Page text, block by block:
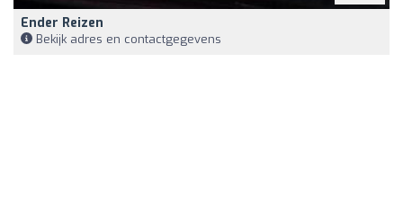
Ender Reizen
Bekijk adres en contactgegevens